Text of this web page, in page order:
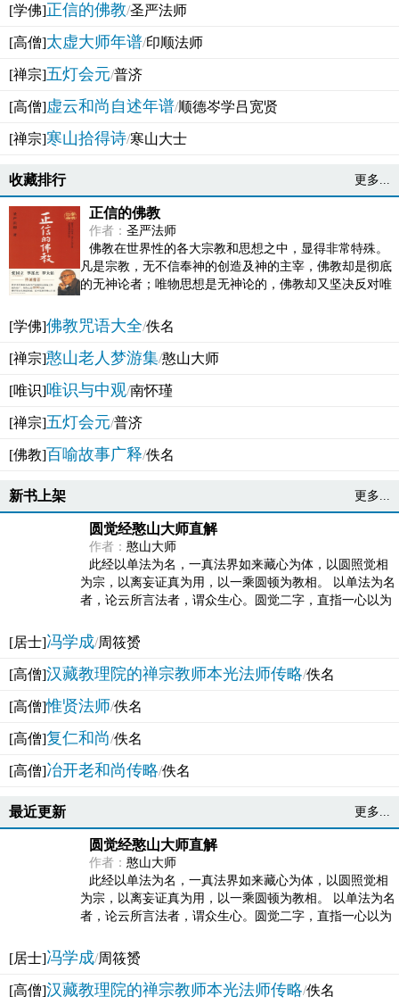
[学佛]正信的佛教/圣严法师
[高僧]太虚大师年谱/印顺法师
[禅宗]五灯会元/普济
[高僧]虚云和尚自述年谱/顺德岑学吕宽贤
[禅宗]寒山拾得诗/寒山大士
收藏排行 更多...
正信的佛教
作者： 圣严法师
佛教在世界性的各大宗教和思想之中，显得非常特殊。
凡是宗教，无不信奉神的创造及神的主宰，佛教却是彻底
的无神论者；唯物思想是无神论的，佛教却又坚决反对唯
[学佛]佛教咒语大全/佚名
[禅宗]憨山老人梦游集/憨山大师
[唯识]唯识与中观/南怀瑾
[禅宗]五灯会元/普济
[佛教]百喻故事广释/佚名
新书上架 更多...
圆觉经憨山大师直解
作者： 憨山大师
此经以单法为名，一真法界如来藏心为体，以圆照觉相
为宗，以离妄证真为用，以一乘圆顿为教相。 以单法为名
者，论云所言法者，谓众生心。圆觉二字，直指一心以为
[居士]冯学成/周筱赟
[高僧]汉藏教理院的禅宗教师本光法师传略/佚名
[高僧]惟贤法师/佚名
[高僧]复仁和尚/佚名
[高僧]冶开老和尚传略/佚名
最近更新 更多...
圆觉经憨山大师直解
作者： 憨山大师
此经以单法为名，一真法界如来藏心为体，以圆照觉相
为宗，以离妄证真为用，以一乘圆顿为教相。 以单法为名
者，论云所言法者，谓众生心。圆觉二字，直指一心以为
[居士]冯学成/周筱赟
[高僧]汉藏教理院的禅宗教师本光法师传略/佚名